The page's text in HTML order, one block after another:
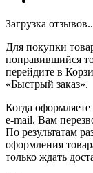
Загрузка
Для покупки
понравившийся
перейдите в
«Быстрый заказ».
Когда
e-mail. Вам
По результатам
оформления
только ждать